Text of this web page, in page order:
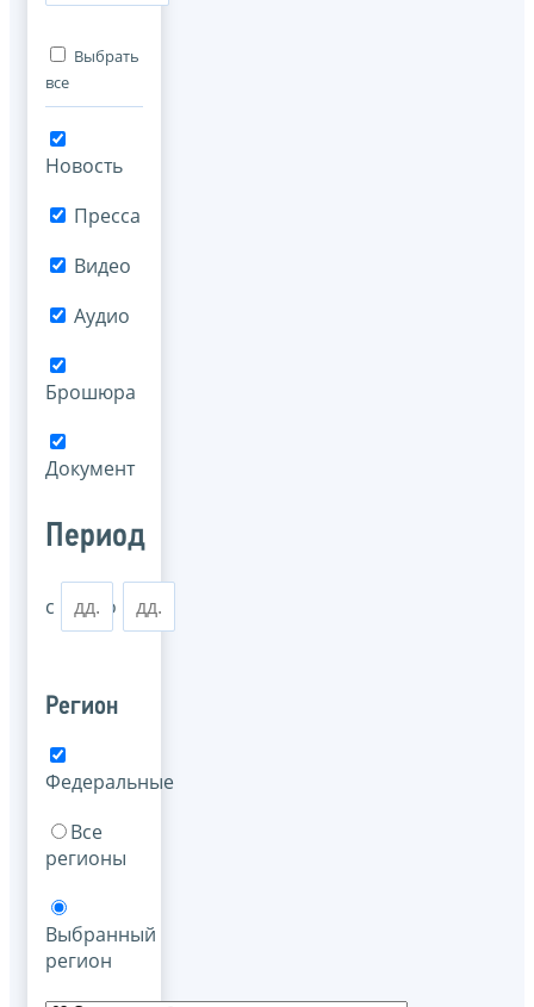
Выбрать
все
Новость
Пресса
Видео
Аудио
Брошюра
Документ
Период
с по
Регион
Федеральные
Все
регионы
Выбранный
регион